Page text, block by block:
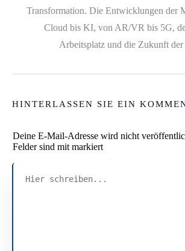
Transformation. Die Entwicklungen der
Cloud bis KI, von AR/VR bis 5G,
Arbeitsplatz und die Zukunft
HINTERLASSEN SIE EIN
Deine E-Mail-Adresse wird nicht
Felder sind mit markiert